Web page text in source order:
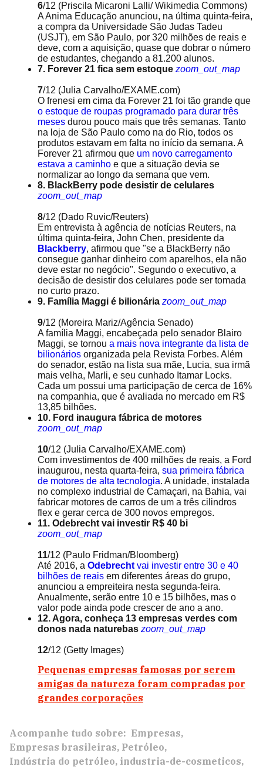
6/12 (Priscila Micaroni Lalli/ Wikimedia Commons)
A Anima Educação anunciou, na última quinta-feira,
a compra da Universidade São Judas Tadeu
(USJT), em São Paulo, por 320 milhões de reais e
deve, com a aquisição, quase que dobrar o número
de estudantes, chegando a 81.200 alunos.
7. Forever 21 fica sem estoque zoom_out_map
7/12 (Julia Carvalho/EXAME.com)
O frenesi em cima da Forever 21 foi tão grande que
o estoque de roupas programado para durar três
meses durou pouco mais que três semanas. Tanto
na loja de São Paulo como na do Rio, todos os
produtos estavam em falta no início da semana. A
Forever 21 afirmou que um novo carregamento
estava a caminho e que a situação devia se
normalizar ao longo da semana que vem.
8. BlackBerry pode desistir de celulares
zoom_out_map
8/12 (Dado Ruvic/Reuters)
Em entrevista à agência de notícias Reuters, na
última quinta-feira, John Chen, presidente da
Blackberry, afirmou que "se a BlackBerry não
consegue ganhar dinheiro com aparelhos, ela não
deve estar no negócio". Segundo o executivo, a
decisão de desistir dos celulares pode ser tomada
no curto prazo.
9. Família Maggi é bilionária zoom_out_map
9/12 (Moreira Mariz/Agência Senado)
A família Maggi, encabeçada pelo senador Blairo
Maggi, se tornou a mais nova integrante da lista de
bilionários organizada pela Revista Forbes. Além
do senador, estão na lista sua mãe, Lucia, sua irmã
mais velha, Marli, e seu cunhado Itamar Locks.
Cada um possui uma participação de cerca de 16%
na companhia, que é avaliada no mercado em R$
13,85 bilhões.
10. Ford inaugura fábrica de motores
zoom_out_map
10/12 (Julia Carvalho/EXAME.com)
Com investimentos de 400 milhões de reais, a Ford
inaugurou, nesta quarta-feira, sua primeira fábrica
de motores de alta tecnologia. A unidade, instalada
no complexo industrial de Camaçari, na Bahia, vai
fabricar motores de carros de um a três cilindros
flex e gerar cerca de 300 novos empregos.
11. Odebrecht vai investir R$ 40 bi
zoom_out_map
11/12 (Paulo Fridman/Bloomberg)
Até 2016, a Odebrecht vai investir entre 30 e 40
bilhões de reais em diferentes áreas do grupo,
anunciou a empreiteira nesta segunda-feira.
Anualmente, serão entre 10 e 15 bilhões, mas o
valor pode ainda pode crescer de ano a ano.
12. Agora, conheça 13 empresas verdes com
donos nada naturebas zoom_out_map
12/12 (Getty Images)
Pequenas empresas famosas por serem
amigas da natureza foram compradas por
grandes corporações
Acompanhe tudo sobre: Empresas
Empresas brasileiras Petróleo
Indústria do petróleo industria-de-cosmeticos